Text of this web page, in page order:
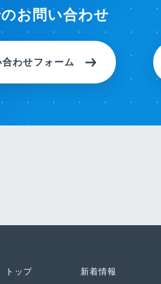
お問い合わせ
わせフォーム
トップ 新着情報